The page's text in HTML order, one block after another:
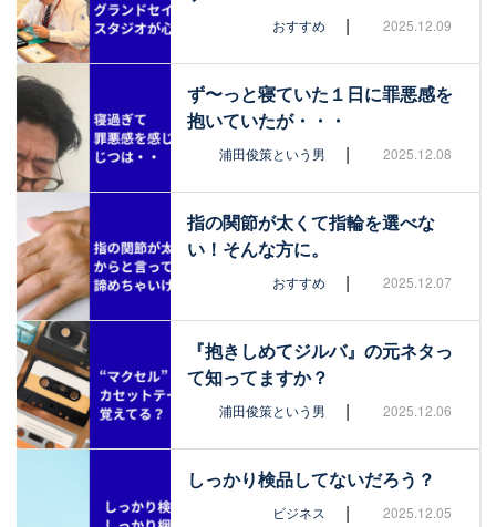
おすすめ | 2025.12.09
ず〜っと寝ていた１日に罪悪感を
抱いていたが・・・
浦田俊策という男 | 2025.12.08
指の関節が太くて指輪を選べな
い！そんな方に。
おすすめ | 2025.12.07
『抱きしめてジルバ』の元ネタっ
て知ってますか？
浦田俊策という男 | 2025.12.06
しっかり検品してないだろう？
ビジネス | 2025.12.05